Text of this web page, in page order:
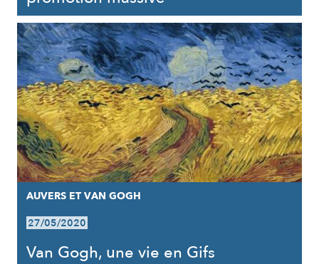
AUVERS ET VAN GOGH
27/05/2020
Van Gogh, une vie en Gifs